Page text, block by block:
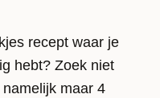
recept waar je
hebt? Zoek niet
maar 4